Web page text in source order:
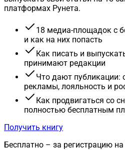
платформах Рунета.
18 медиа-площадок с
и как на них попасть
Как писать и
принимают редакции
Что дают публикации:
рекламы, лояльность и
Как продвигаться со
полностью бесплатным
Получить книгу
Бесплатно – за регистрацию на